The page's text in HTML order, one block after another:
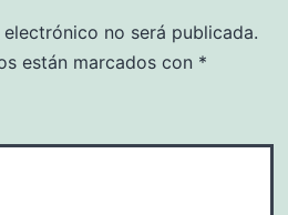
no será publicada.
están marcados con *